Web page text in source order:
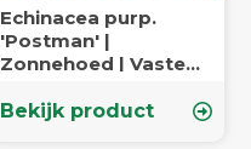
Echinacea purp.
'Postman' |
Zonnehoed | Vaste
Bekijk product